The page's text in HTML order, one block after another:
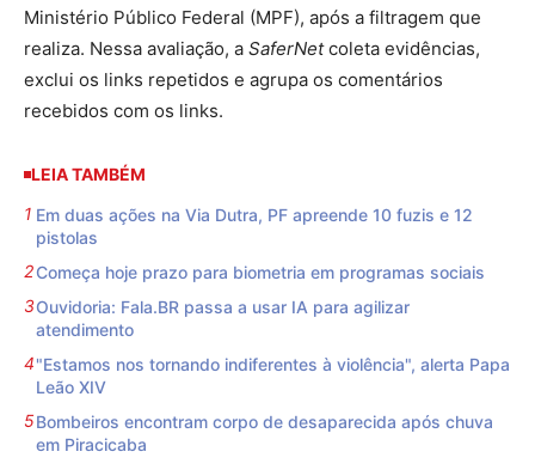
Ministério Público Federal (MPF), após a filtragem que
realiza. Nessa avaliação, a SaferNetcoleta evidências,
exclui os links repetidos e agrupa os comentários
recebidos com os links.
LEIA TAMBÉM
Em duas ações na Via Dutra, PF apreende 10 fuzis e 12
pistolas
Começa hoje prazo para biometria em programas sociais
Ouvidoria: Fala.BR passa a usar IA para agilizar
atendimento
"Estamos nos tornando indiferentes à violência", alerta Papa
Leão XIV
Bombeiros encontram corpo de desaparecida após chuva
em Piracicaba